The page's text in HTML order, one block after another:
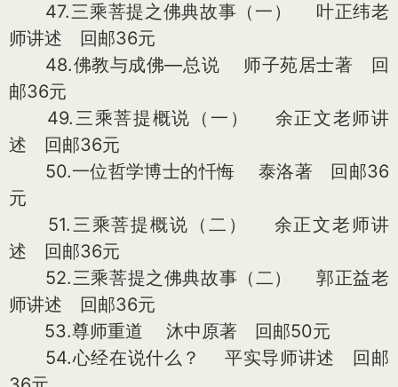
47.三乘菩提之佛典故事（一） 叶正纬老
师讲述 回邮36元
48.佛教与成佛—总说 师子苑居士著 回
邮36元
49.三乘菩提概说（一） 余正文老师讲
述 回邮36元
50.一位哲学博士的忏悔 泰洛著 回邮36
元
51.三乘菩提概说（二） 余正文老师讲
述 回邮36元
52.三乘菩提之佛典故事（二） 郭正益老
师讲述 回邮36元
53.尊师重道 沐中原著 回邮50元
54.心经在说什么？ 平实导师讲述 回邮